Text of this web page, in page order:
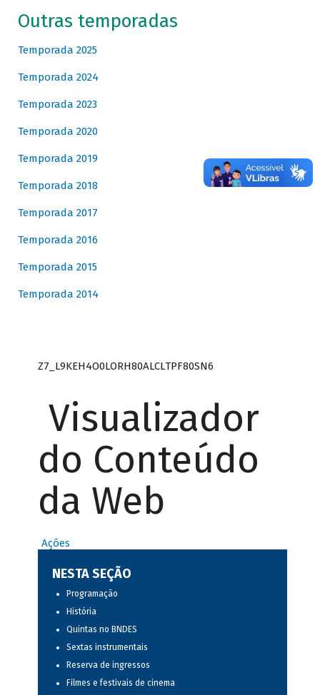
Outras temporadas
Temporada 2025
Temporada 2024
Temporada 2023
Temporada 2020
Temporada 2019
Temporada 2018
Temporada 2017
Temporada 2016
Temporada 2015
Temporada 2014
Z7_L9KEH4O0LORH80ALCLTPF80SN6
Visualizador
do Conteúdo
da Web
Ações
NESTA SEÇÃO
Programação
História
Quintas no BNDES
Sextas instrumentais
Reserva de ingressos
Filmes e festivais de cinema